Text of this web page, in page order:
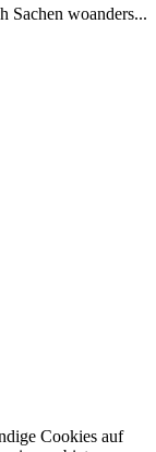
Sachen woanders...
Cookies auf